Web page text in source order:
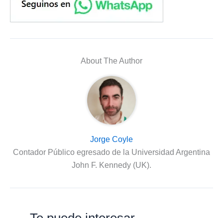
About The Author
Jorge Coyle
Contador Público egresado de la Universidad Argentina
John F. Kennedy (UK).